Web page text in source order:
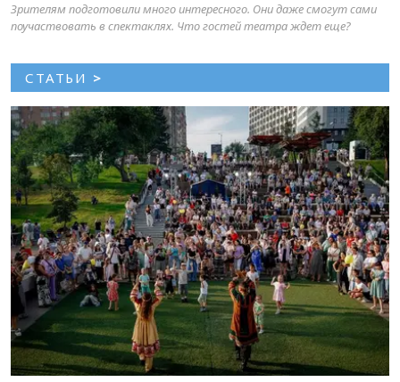
Зрителям подготовили много интересного. Они даже смогут сами
поучаствовать в спектаклях. Что гостей театра ждет еще?
СТАТЬИ >